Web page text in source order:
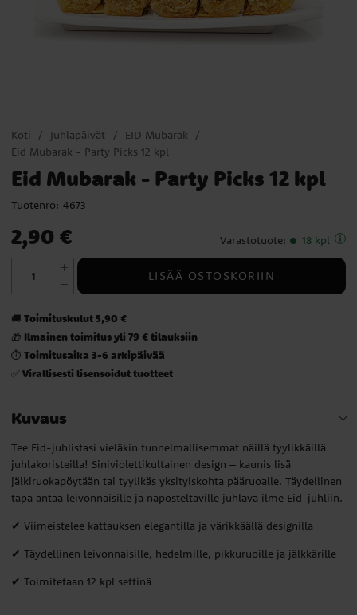
Koti Juhlapäivät
EID Mubarak
Eid Mubarak - Party Picks 12 kpl
Eid Mubarak - Party Picks 12 kpl
Tuotenro: 4673
Hinta :2,90 €
2,90 € Varastotuote: 18 kpl
LISÄÄ OSTOSKORIIN
🚚 Toimituskulut 5,90 €
🎁 Ilmainen toimitus yli 79 € tilauksiin
⏱️ Toimitusaika 3-6 arkipäivää
✅ Virallisesti lisensoidut tuotteet
Kuvaus
Tee Eid-juhlistasi vieläkin tunnelmallisemmat näillä tyylikkäillä
juhlakoristeilla! Siniviolettikultainen design – kaunis lisä
jälkiruokapöytään tai tyylikäs yksityiskohta pääruoalle. Täydellinen
tapa antaa leivonnaisille ja naposteltaville juhlava ilme Eid-juhliin.
✔ Viimeistelee kattauksen elegantilla ja värikkäällä designilla
✔ Täydellinen leivonnaisille, hedelmille, pikkuruoille ja jälkkärille
✔ Toimitetaan 12 kpl settinä